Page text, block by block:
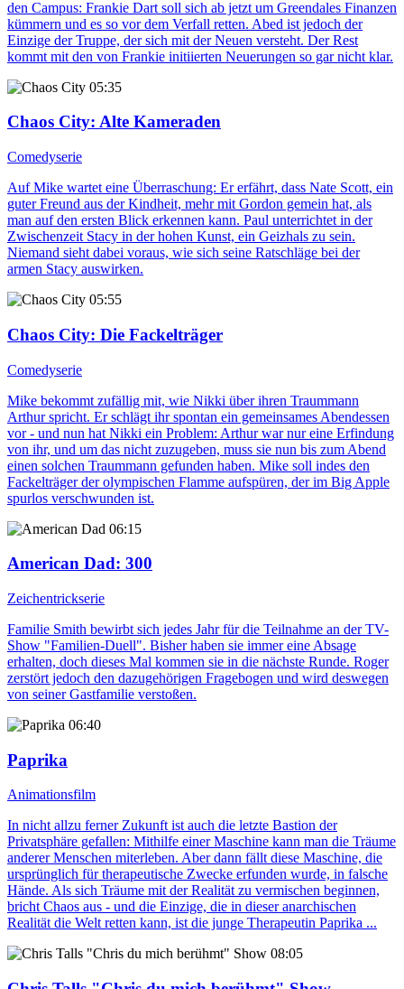
den Campus: Frankie Dart soll sich ab jetzt um Greendales Finanzen
kümmern und es so vor dem Verfall retten. Abed ist jedoch der
Einzige der Truppe, der sich mit der Neuen versteht. Der Rest
kommt mit den von Frankie initiierten Neuerungen so gar nicht klar.
05:35
Chaos City: Alte Kameraden
Comedyserie
Auf Mike wartet eine Überraschung: Er erfährt, dass Nate Scott, ein
guter Freund aus der Kindheit, mehr mit Gordon gemein hat, als
man auf den ersten Blick erkennen kann. Paul unterrichtet in der
Zwischenzeit Stacy in der hohen Kunst, ein Geizhals zu sein.
Niemand sieht dabei voraus, wie sich seine Ratschläge bei der
armen Stacy auswirken.
05:55
Chaos City: Die Fackelträger
Comedyserie
Mike bekommt zufällig mit, wie Nikki über ihren Traummann
Arthur spricht. Er schlägt ihr spontan ein gemeinsames Abendessen
vor - und nun hat Nikki ein Problem: Arthur war nur eine Erfindung
von ihr, und um das nicht zuzugeben, muss sie nun bis zum Abend
einen solchen Traummann gefunden haben. Mike soll indes den
Fackelträger der olympischen Flamme aufspüren, der im Big Apple
spurlos verschwunden ist.
06:15
American Dad: 300
Zeichentrickserie
Familie Smith bewirbt sich jedes Jahr für die Teilnahme an der TV-
Show "Familien-Duell". Bisher haben sie immer eine Absage
erhalten, doch dieses Mal kommen sie in die nächste Runde. Roger
zerstört jedoch den dazugehörigen Fragebogen und wird deswegen
von seiner Gastfamilie verstoßen.
06:40
Paprika
Animationsfilm
In nicht allzu ferner Zukunft ist auch die letzte Bastion der
Privatsphäre gefallen: Mithilfe einer Maschine kann man die Träume
anderer Menschen miterleben. Aber dann fällt diese Maschine, die
ursprünglich für therapeutische Zwecke erfunden wurde, in falsche
Hände. Als sich Träume mit der Realität zu vermischen beginnen,
bricht Chaos aus - und die Einzige, die in dieser anarchischen
Realität die Welt retten kann, ist die junge Therapeutin Paprika ...
08:05